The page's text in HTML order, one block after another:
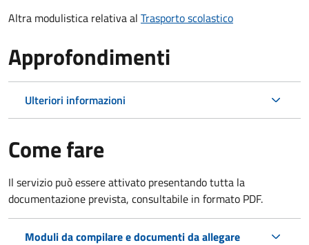
Altra modulistica relativa al Trasporto scolastico
Approfondimenti
Ulteriori informazioni
Come fare
Il servizio può essere attivato presentando tutta la
documentazione prevista, consultabile in formato PDF.
Moduli da compilare e documenti da allegare